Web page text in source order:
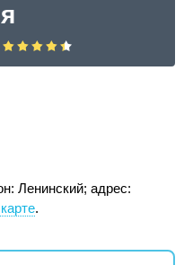
Ленинский; адрес:
.